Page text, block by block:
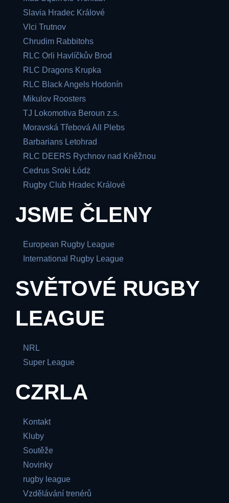
Slavia Hradec Králové
Vlci Trutnov
Chrudim Rabbitohs
RLC Orli Havlíčkův Brod
RLC Dragons Krupka
RLC Black Angels Hodonín
Mikulov Roosters
TJ Lokomotiva Beroun z.s.
Moravská Třebová All Plebs
Barbarians Letohrad
RLC DEERS Rychnov nad Kněžnou
Cedrus Sroki Łódż
Rugby Club Hradec Králové
JSME ČLENY
European Rugby League
International Rugby League
SVĚTOVÉ RUGBY
LEAGUE
NRL
Super League
CZRLA
Kontakt
Kluby
Soutěže
Novinky
rugby league
Vzdělávání trenérů